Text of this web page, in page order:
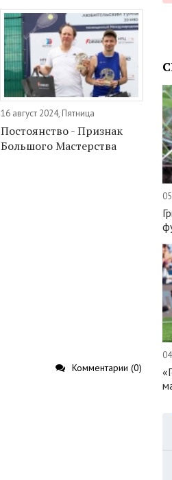
16 август 2024, Пятница
Постоянство - Признак
Большого Мастерства
Комментарии (0)